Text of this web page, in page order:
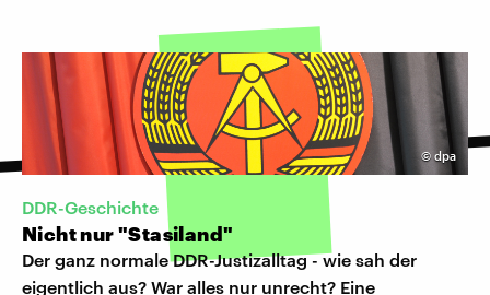
© dpa
DDR-Geschichte
Nicht nur "Stasiland"
Der ganz normale DDR-Justizalltag - wie sah der
eigentlich aus? War alles nur unrecht? Eine